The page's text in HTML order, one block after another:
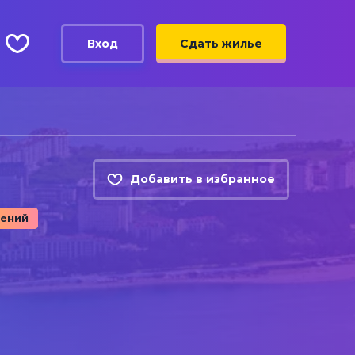
Вход Сдать жилье
Добавить в избранное